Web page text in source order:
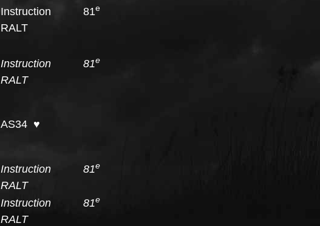
Instruction 81e
RALT
Instruction 81e
RALT
AS34 ♥
Instruction 81e
RALT
Instruction 81e
RALT